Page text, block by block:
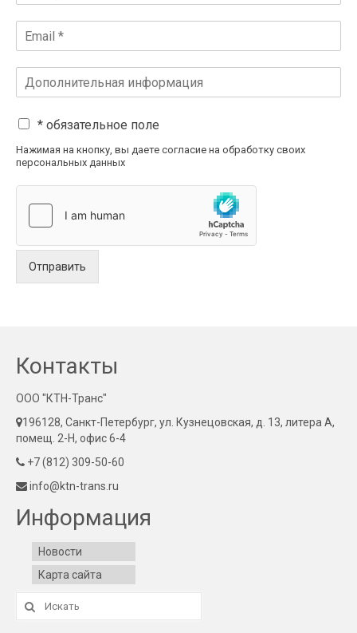
* обязательное поле
Нажимая на кнопку, вы даете согласие на обработку своих
персональных данных
Отправить
Контакты
ООО "КТН-Транс"
196128, Санкт-Петербург, ул. Кузнецовская, д. 13, литера А,
помещ. 2-Н, офис 6-4
+7 (812) 309-50-60
info@ktn-trans.ru
Информация
Новости
Карта сайта
Искать: